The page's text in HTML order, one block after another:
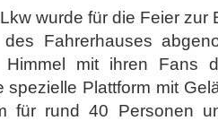
wurde für die Feier zur
Fahrerhauses
Himmel mit ihren Fans
spezielle Plattform mit
für rund 40 Personen